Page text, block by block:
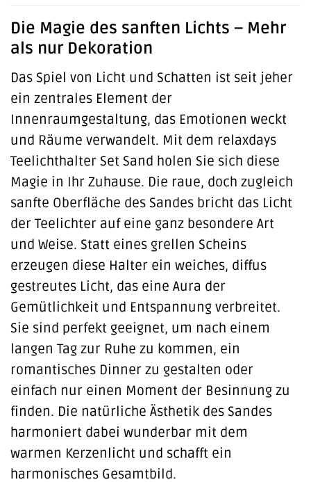
Die Magie des sanften Lichts – Mehr
als nur Dekoration
Das Spiel von Licht und Schatten ist seit jeher
ein zentrales Element der
Innenraumgestaltung, das Emotionen weckt
und Räume verwandelt. Mit dem relaxdays
Teelichthalter Set Sand holen Sie sich diese
Magie in Ihr Zuhause. Die raue, doch zugleich
sanfte Oberfläche des Sandes bricht das Licht
der Teelichter auf eine ganz besondere Art
und Weise. Statt eines grellen Scheins
erzeugen diese Halter ein weiches, diffus
gestreutes Licht, das eine Aura der
Gemütlichkeit und Entspannung verbreitet.
Sie sind perfekt geeignet, um nach einem
langen Tag zur Ruhe zu kommen, ein
romantisches Dinner zu gestalten oder
einfach nur einen Moment der Besinnung zu
finden. Die natürliche Ästhetik des Sandes
harmoniert dabei wunderbar mit dem
warmen Kerzenlicht und schafft ein
harmonisches Gesamtbild.